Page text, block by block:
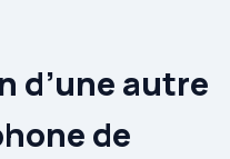
d’une autre
de